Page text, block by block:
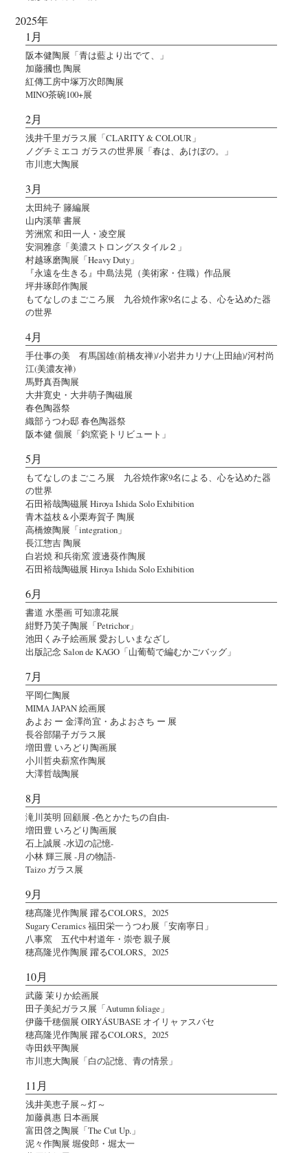
2025年
1月
阪本健陶展「青は藍より出でて、」
加藤摑也 陶展
紅傳工房中塚万次郎陶展
MINO茶碗100+展
2月
浅井千里ガラス展「CLARITY & COLOUR」
ノグチミエコ ガラスの世界展「春は、あけぼの。」
市川恵大陶展
3月
太田純子 籐編展
山内溪華 書展
芳洲窯 和田一人・凌空展
安洞雅彦「美濃ストロングスタイル２」
村越琢磨陶展「Heavy Duty」
『永遠を生きる』中島法晃（美術家・住職）作品展
坪井琢郎作陶展
もてなしのまごころ展 九谷焼作家9名による、心を込めた器
の世界
4月
手仕事の美 有馬国雄(前橋友禅)/小岩井カリナ(上田紬)/河村尚
江(美濃友禅)
馬野真吾陶展
大井寛史・大井萌子陶磁展
春色陶器祭
織部うつわ邸 春色陶器祭
阪本健 個展「鈞窯瓷トリビュート」
5月
もてなしのまごころ展 九谷焼作家9名による、心を込めた器
の世界
石田裕哉陶磁展 Hiroya Ishida Solo Exhibition
青木益枝＆小栗寿賀子 陶展
高橋燎陶展「integration」
長江惣吉 陶展
白岩焼 和兵衛窯 渡邊葵作陶展
石田裕哉陶磁展 Hiroya Ishida Solo Exhibition
6月
書道 水墨画 可知凛花展
紺野乃芙子陶展「Petrichor」
池田くみ子絵画展 愛おしいまなざし
出版記念 Salon de KAGO「山葡萄で編むかごバッグ」
7月
平岡仁陶展
MIMA JAPAN 絵画展
あよお ー 金澤尚宜・あよおさち ー 展
長谷部陽子ガラス展
増田豊 いろどり陶画展
小川哲央薪窯作陶展
大澤哲哉陶展
8月
滝川英明 回顧展 -色とかたちの自由-
増田豊 いろどり陶画展
石上誠展 -水辺の記憶-
小林 輝三展 -月の物語-
Taizo ガラス展
9月
穂髙隆児作陶展 躍るCOLORS。2025
Sugary Ceramics 福田栄一うつわ展「安南寧日」
八事窯 五代中村道年・崇壱 親子展
穂髙隆児作陶展 躍るCOLORS。2025
10月
武藤 茉りか絵画展
田子美紀ガラス展「Autumn foliage」
伊藤千穂個展 OIRYÁSUBASE オイリャァスバセ
穂髙隆児作陶展 躍るCOLORS。2025
寺田鉄平陶展
市川恵大陶展「白の記憶、青の情景」
11月
浅井美恵子展～灯～
加藤眞惠 日本画展
富田啓之陶展「The Cut Up.」
泥々作陶展 堀俊郎・堀太一